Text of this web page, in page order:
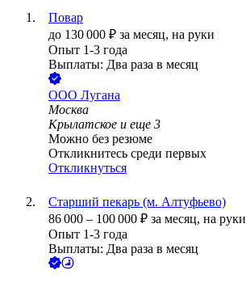
Повар
до 130 000 ₽ за месяц, на руки
Опыт 1-3 года
Выплаты: Два раза в месяц
ООО Лугана
Москва
Крылатское и еще 3
Можно без резюме
Откликнитесь среди первых
Откликнуться
Старший пекарь (м. Алтуфьево)
86 000 – 100 000 ₽ за месяц, на руки
Опыт 1-3 года
Выплаты: Два раза в месяц